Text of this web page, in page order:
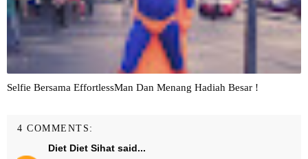
Selfie Bersama EffortlessMan Dan Menang Hadiah Besar !
4 COMMENTS:
Diet Diet Sihat said...